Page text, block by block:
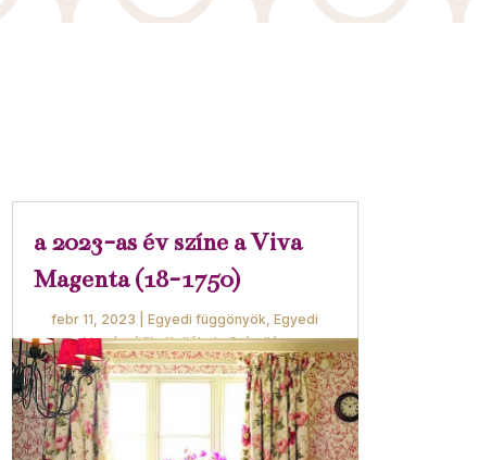
a 2023-as év színe a Viva
Magenta (18-1750)
febr 11, 2023 |Egyedi függönyök ,Egyedi
kiegészítők,Kellékek,Színvilág